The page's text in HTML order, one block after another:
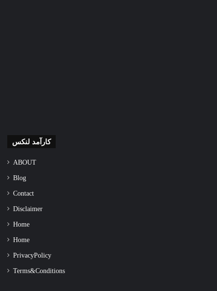
کارآمد لنکس
ABOUT
Blog
Contact
Disclaimer
Home
Home
Privacy Policy
Terms & Conditions